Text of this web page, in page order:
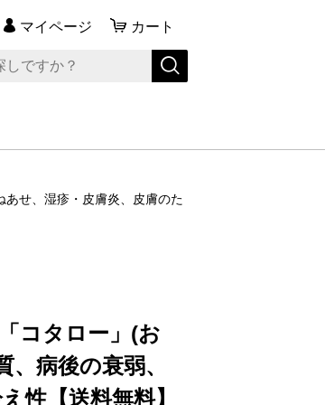
マイページ カート
せ、湿疹・皮膚炎、皮膚のた
コタロー」(お
病後の衰弱、
性【送料無料】